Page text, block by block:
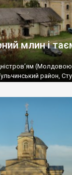
млин і
район,
кам’яними хрестами.
кирилицею,
ознаками –
19